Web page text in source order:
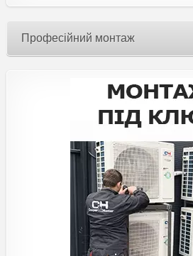
Професійний монтаж